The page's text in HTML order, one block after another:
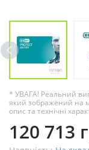
* УВАГА! Реальний
який зображений на
опис та технічні
120 713